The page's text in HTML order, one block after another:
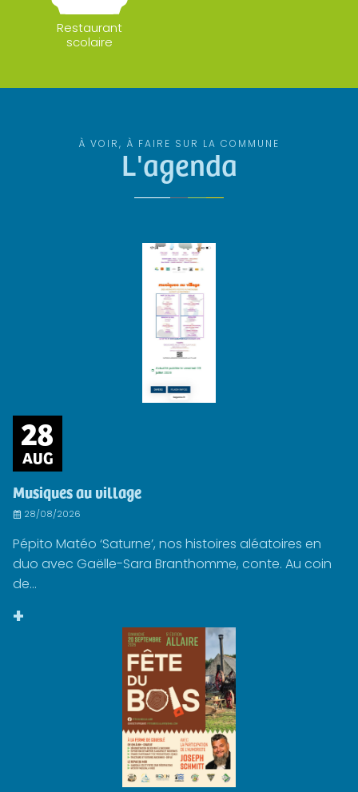
Restaurant
scolaire
À VOIR, À FAIRE SUR LA COMMUNE
L'agenda
28
AUG
Musiques au village
28/08/2026
Pépito Matéo ‘Saturne’, nos histoires aléatoires en
duo avec Gaëlle-Sara Branthomme, conte. Au coin
de...
+